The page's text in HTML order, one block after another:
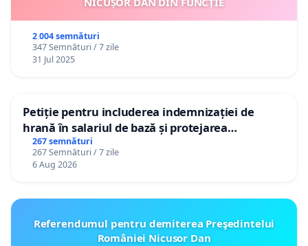
2 004 semnături
347 Semnături / 7 zile
31 Jul 2025
Petiție pentru includerea indemnizației de
hrană în salariul de bază și protejarea
gradațiilor de vechime pentru asistenții
personali
267 semnături
267 Semnături / 7 zile
6 Aug 2026
Referendumul pentru demiterea Preşedintelui
României Nicusor Dan